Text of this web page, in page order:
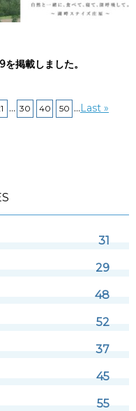
掲載しました。
... 30 40 50 ...Last »
31
29
48
52
37
45
55